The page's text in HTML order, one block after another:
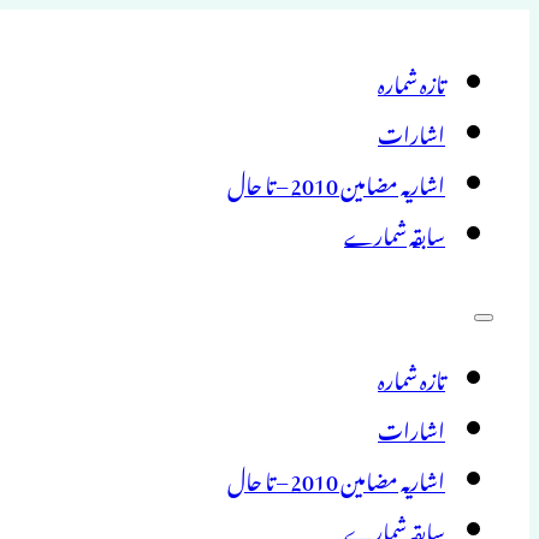
تازہ شمارہ
اشارات
اشاریہ مضامین 2010 – تا حال
سابقہ شمارے
تازہ شمارہ
اشارات
اشاریہ مضامین 2010 – تا حال
سابقہ شمارے